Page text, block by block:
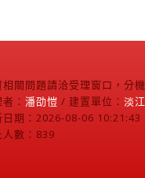
相關問題請洽受理窗口，分
： 潘劭愷 / 建置單位： 淡
日期：2026-08-06 10:21:43
人數：839